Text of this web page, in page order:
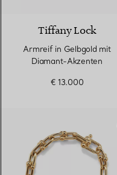
Tiffany Lock
Armreif in Gelbgold mit
Diamant-Akzenten
€ 13.000